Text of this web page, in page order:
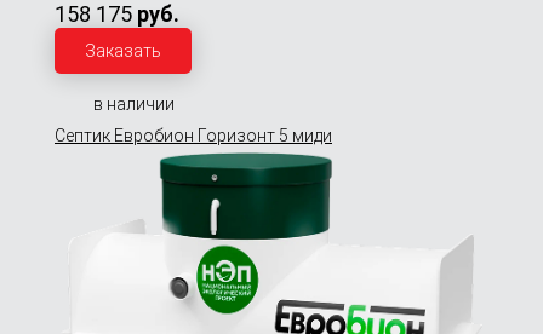
158 175 руб.
Заказать
в наличии
Септик Евробион Горизонт 5 миди